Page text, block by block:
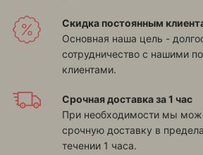
Скидка постоянным
Основная наша цель -
сотрудничество с нашими
клиентами.
Срочная доставка за 1 час
При необходимости мы
срочную доставку в
течении 1 часа.